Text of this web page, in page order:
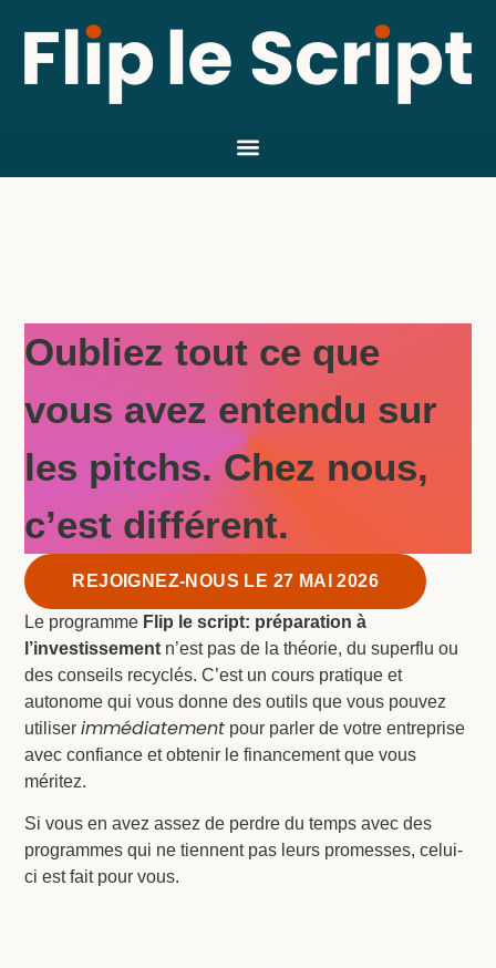
Oubliez tout ce que
vous avez entendu sur
les pitchs. Chez nous,
c’est différent.
REJOIGNEZ-NOUS LE 27 MAI 2026
Le programme Flip le script: préparation à
l’investissement n’est pas de la théorie, du superflu ou
des conseils recyclés. C’est un cours pratique et
autonome qui vous donne des outils que vous pouvez
utiliserimmédiatement pour parler de votre entreprise
avec confiance et obtenir le financement que vous
méritez.
Si vous en avez assez de perdre du temps avec des
programmes qui ne tiennent pas leurs promesses, celui-
ci est fait pour vous.